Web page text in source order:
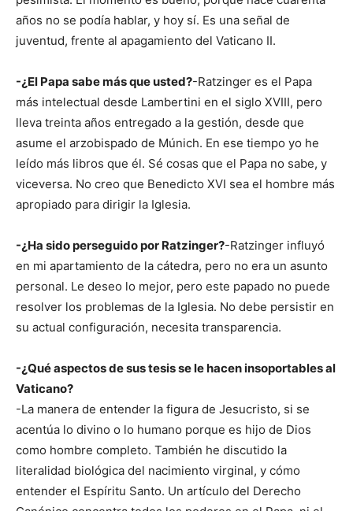
años no se podía hablar, y hoy sí. Es una señal de
juventud, frente al apagamiento del Vaticano II.
-¿El Papa sabe más que usted?-Ratzinger es el Papa
más intelectual desde Lambertini en el siglo XVIII, pero
lleva treinta años entregado a la gestión, desde que
asume el arzobispado de Múnich. En ese tiempo yo he
leído más libros que él. Sé cosas que el Papa no sabe, y
viceversa. No creo que Benedicto XVI sea el hombre más
apropiado para dirigir la Iglesia.
-¿Ha sido perseguido por Ratzinger?-Ratzinger influyó
en mi apartamiento de la cátedra, pero no era un asunto
personal. Le deseo lo mejor, pero este papado no puede
resolver los problemas de la Iglesia. No debe persistir en
su actual configuración, necesita transparencia.
-¿Qué aspectos de sus tesis se le hacen insoportables al
Vaticano?
-La manera de entender la figura de Jesucristo, si se
acentúa lo divino o lo humano porque es hijo de Dios
como hombre completo. También he discutido la
literalidad biológica del nacimiento virginal, y cómo
entender el Espíritu Santo. Un artículo del Derecho